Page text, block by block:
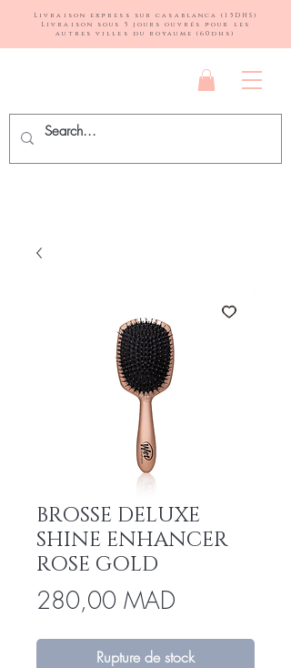
Livraison express sur casablanca (15DHS)
Livraison sous 5 jours ouvrés pour les
autres villes du royaume (60dhs)
BROSSE DELUXE
SHINE ENHANCER
ROSE GOLD
280,00 MAD
Rupture de stock